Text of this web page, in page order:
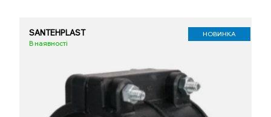
SANTEHPLAST
В наявності
НОВИНКА